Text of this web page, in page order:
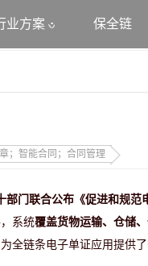
业方案 保全链
；智能合同；合同管理
部门联合公布《促进和规范
系统覆盖货物运输、仓储
全链条电子单证应用提供了